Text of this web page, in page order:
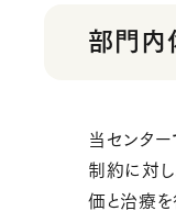
部門内
当センタ
制約に対し
価と治療を